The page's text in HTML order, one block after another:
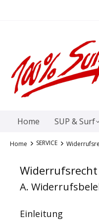
Home SUP & Surf
Home SERVICE
Widerrufsrecht
A.
Einleitung